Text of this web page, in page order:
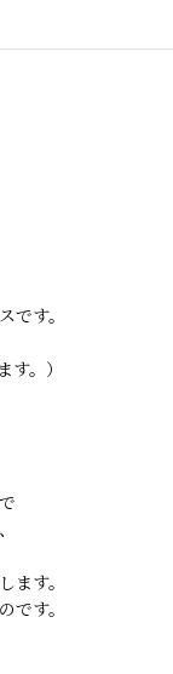
です。
。）
ます。
です。